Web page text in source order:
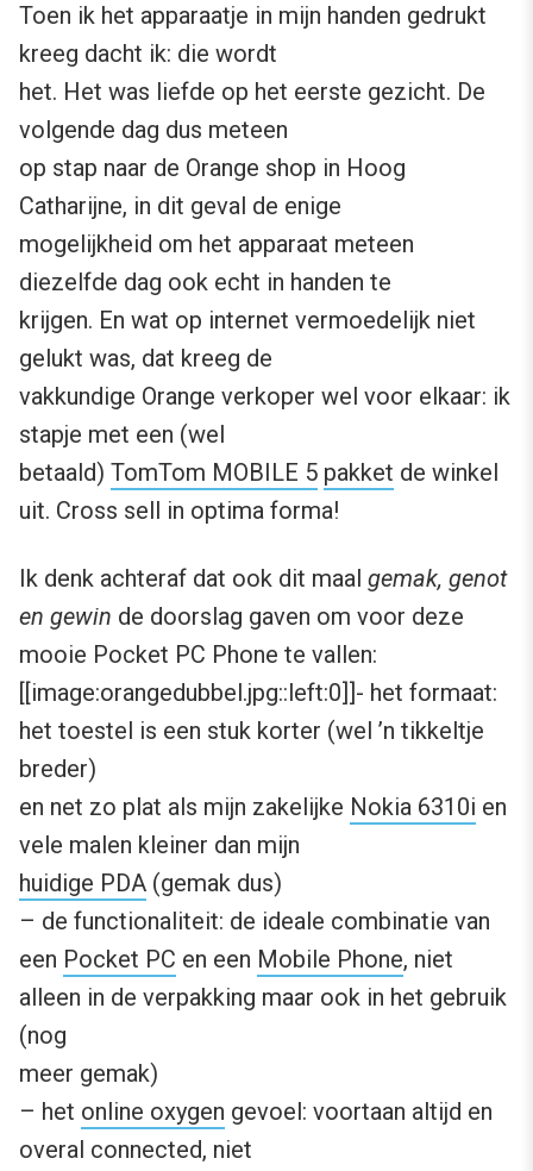
Toen ik het apparaatje in mijn handen gedrukt
kreeg dacht ik: die wordt
het. Het was liefde op het eerste gezicht. De
volgende dag dus meteen
op stap naar de Orange shop in Hoog
Catharijne, in dit geval de enige
mogelijkheid om het apparaat meteen
diezelfde dag ook echt in handen te
krijgen. En wat op internet vermoedelijk niet
gelukt was, dat kreeg de
vakkundige Orange verkoper wel voor elkaar: ik
stapje met een (wel
betaald) TomTom MOBILE 5 pakket de winkel
uit. Cross sell in optima forma!
Ik denk achteraf dat ook dit maal gemak, genot
en gewin de doorslag gaven om voor deze
mooie Pocket PC Phone te vallen:
[[image:orangedubbel.jpg::left:0]]- het formaat:
het toestel is een stuk korter (wel ’n tikkeltje
breder)
en net zo plat als mijn zakelijke Nokia 6310i en
vele malen kleiner dan mijn
huidige PDA (gemak dus)
– de functionaliteit: de ideale combinatie van
een Pocket PC en een Mobile Phone, niet
alleen in de verpakking maar ook in het gebruik
(nog
meer gemak)
– het online oxygen gevoel: voortaan altijd en
overal connected, niet